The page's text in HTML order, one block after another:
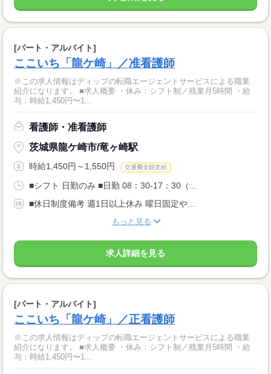
[パート・アルバイト]
ここいち「龍ケ崎」／准看護師
※この求人情報はディップの転職エージェントサービスによる職業
紹介になります。 ■求人概要 ・休み：シフト制／残業月5時間 ・給
与：時給1,450円〜1...
看護師・准看護師
茨城県龍ケ崎市/竜ヶ崎駅
時給1,450円～1,550円 交通費全額支給
■シフト 日勤のみ ■日勤 08：30-17：30（...
■休日制度備考 週1日以上休み 曜日固定や...
もっと見る
求人詳細を見る
[パート・アルバイト]
ここいち「龍ケ崎」／正看護師
※この求人情報はディップの転職エージェントサービスによる職業
紹介になります。 ■求人概要 ・休み：シフト制／残業月5時間 ・給
与：時給1,450円〜1...